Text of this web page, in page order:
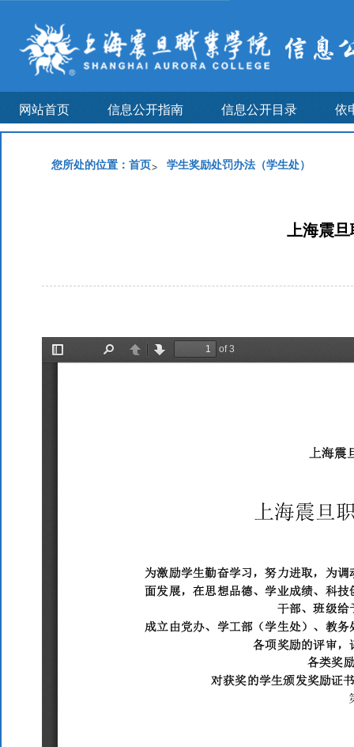
网站首页 信息公开指南 信息公开目录 依
您所处的位置： 首页 学生奖励处罚办法（学生处）
上海震